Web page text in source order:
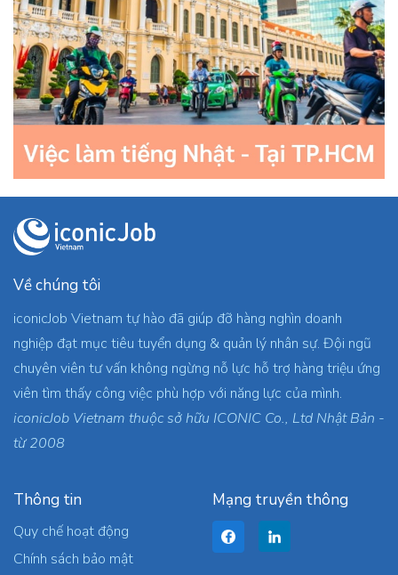
Về chúng tôi
iconicJob Vietnam tự hào đã giúp đỡ hàng nghìn doanh
nghiệp đạt mục tiêu tuyển dụng & quản lý nhân sự. Đội ngũ
chuyên viên tư vấn không ngừng nỗ lực hỗ trợ hàng triệu ứng
viên tìm thấy công việc phù hợp với năng lực của mình.
iconicJob Vietnam thuộc sở hữu ICONIC Co., Ltd Nhật Bản -
từ 2008
Thông tin
Quy chế hoạt động
Chính sách bảo mật
Mạng truyền thông